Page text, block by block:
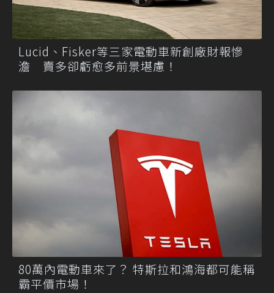
Lucid、Fisker等三家電動車新創廠財報慘
澹 賣多卻虧愈多前景堪慮！
80萬內電動車來了？ 特斯拉和鴻海都可能稱
霸平價市場！